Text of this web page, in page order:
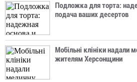
Подложка для торта:
подача ваших десертов
Мобільні клініки надали
жителям Херсонщини